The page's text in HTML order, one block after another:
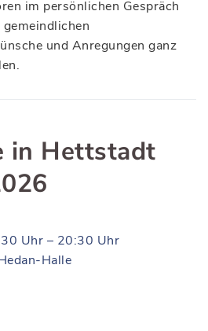
im persönlichen Gespräch
und Anregungen ganz
in Hettstadt
Uhr – 20:30 Uhr
Halle